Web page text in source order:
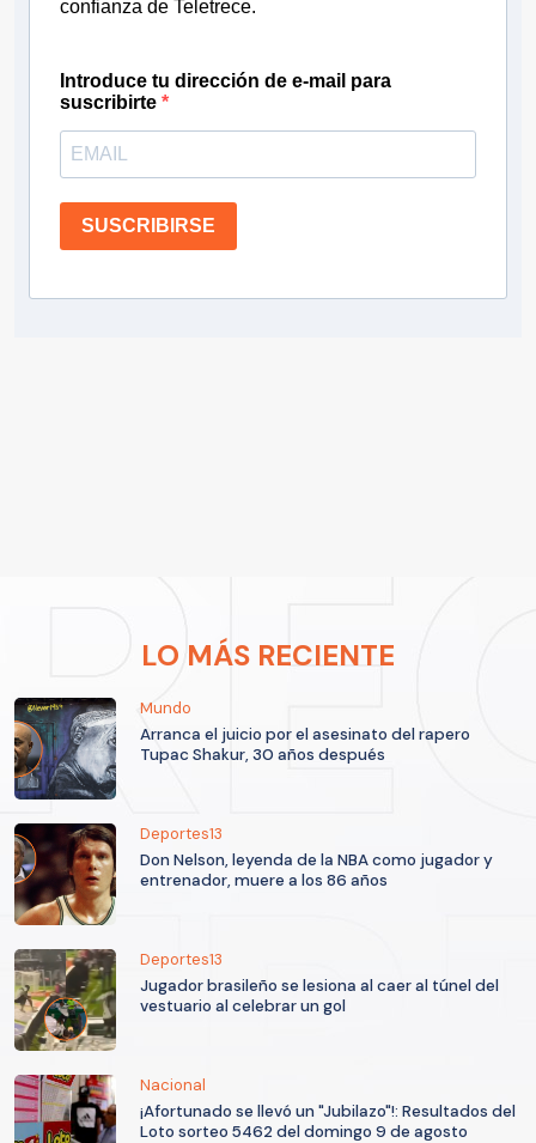
confianza de Teletrece.
Introduce tu dirección de e-mail para
suscribirte
SUSCRIBIRSE
LO MÁS RECIENTE
Mundo
Arranca el juicio por el asesinato del rapero
Tupac Shakur, 30 años después
Deportes13
Don Nelson, leyenda de la NBA como jugador y
entrenador, muere a los 86 años
Deportes13
Jugador brasileño se lesiona al caer al túnel del
vestuario al celebrar un gol
Nacional
¡Afortunado se llevó un "Jubilazo"!: Resultados del
Loto sorteo 5462 del domingo 9 de agosto